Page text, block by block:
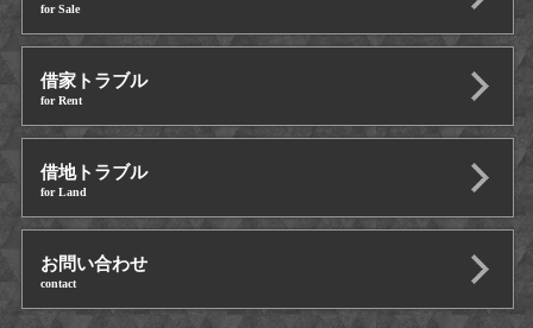
for Sale
借家トラブル
for Rent
借地トラブル
for Land
お問い合わせ
contact